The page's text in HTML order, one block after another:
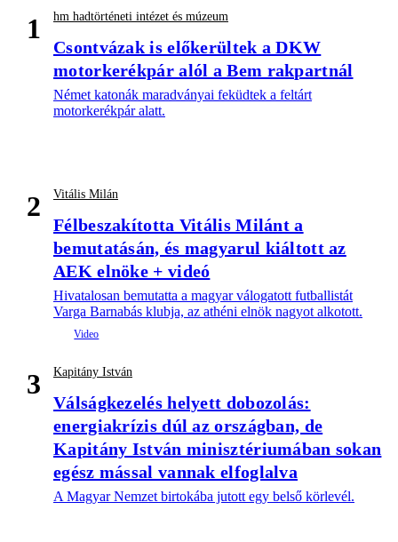
1 hm hadtörténeti intézet és múzeum
Csontvázak is előkerültek a DKW
motorkerékpár alól a Bem rakpartnál
Német katonák maradványai feküdtek a feltárt
motorkerékpár alatt.
2 Vitális Milán
Félbeszakította Vitális Milánt a
bemutatásán, és magyarul kiáltott az
AEK elnöke + videó
Hivatalosan bemutatta a magyar válogatott futballistát
Varga Barnabás klubja, az athéni elnök nagyot alkotott.
3 Kapitány István
Válságkezelés helyett dobozolás:
energiakrízis dúl az országban, de
Kapitány István minisztériumában sokan
egész mással vannak elfoglalva
A Magyar Nemzet birtokába jutott egy belső körlevél.